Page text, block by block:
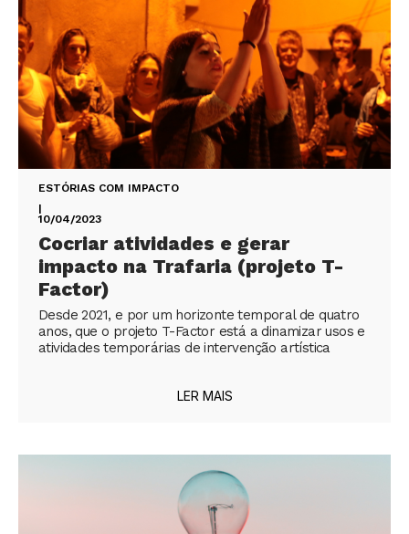
ESTÓRIAS COM IMPACTO
|
10/04/2023
Cocriar atividades e gerar
impacto na Trafaria (projeto T-
Factor)
Desde 2021, e por um horizonte temporal de quatro
anos, que o projeto T-Factor está a dinamizar usos e
atividades temporárias de intervenção artística
LER MAIS